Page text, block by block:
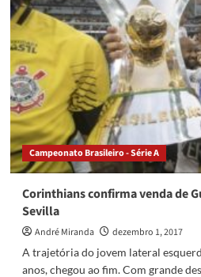
Coritiba
perde
para
Chape
e
encara
a
série
B
em
2018
Campeonato Brasileiro - Série A
Corinthians confirma venda de
Sevilla
André Miranda
dezembro 1, 2017
A trajetória do jovem lateral
anos, chegou ao fim. Com grande